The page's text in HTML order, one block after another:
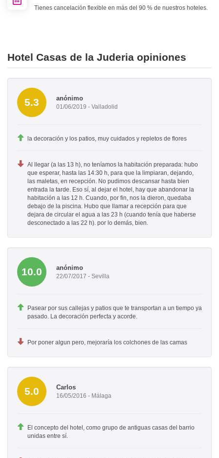
Tienes cancelación flexible en más del 90 % de nuestros hoteles.
Hotel Casas de la Juderia opiniones
5.3 anónimo
01/06/2019 - Valladolid
la decoración y los patios, muy cuidados y repletos de flores
Al llegar (a las 13 h), no teníamos la habitación preparada: hubo
que esperar, hasta las 14:30 h, para que la limpiaran, dejando,
las maletas, en recepción. No pudimos descansar hasta bien
entrada la tarde. Eso sí, al dejar el hotel, hay que abandonar la
habitación a las 12 h. Cuando, por fin, nos la dieron, quedaba
debajo de la piscina. Hubo que llamar a recepción para que
dejara de circular el agua a las 23 h (cuando tenía que haberse
desconectado a las 22 h). por lo demás, bien.
10.0 anónimo
22/07/2017 - Sevilla
Pasear por sus callejas y patios que te transportan a un tiempo ya
pasado. La decoración perfecta y acorde.
Por poner algun pero, mejoraría los colchones de las camas
5.0 Carlos
16/05/2016 - Málaga
El concepto del hotel, como grupo de antiguas casas del barrio
unidas entre sí.